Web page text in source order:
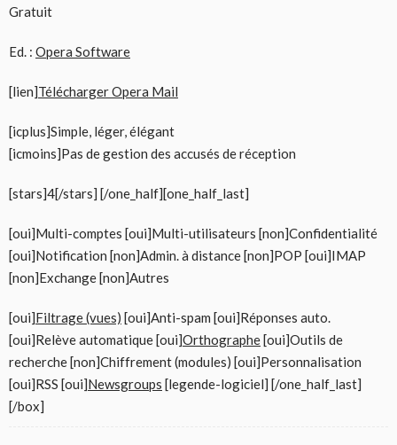
Gratuit
Ed. : Opera Software
[lien]Télécharger Opera Mail
[icplus]Simple, léger, élégant
[icmoins]Pas de gestion des accusés de réception
[stars]4[/stars] [/one_half][one_half_last]
[oui]Multi-comptes [oui]Multi-utilisateurs [non]Confidentialité
[oui]Notification [non]Admin. à distance [non]POP [oui]IMAP
[non]Exchange [non]Autres
[oui]Filtrage (vues) [oui]Anti-spam [oui]Réponses auto.
[oui]Relève automatique [oui]Orthographe[oui]Outils de
recherche [non]Chiffrement (modules) [oui]Personnalisation
[oui]RSS [oui]Newsgroups [legende-logiciel] [/one_half_last]
[/box]